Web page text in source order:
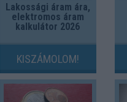
Lakossági áram ára,
elektromos áram
kalkulátor 2026
KISZÁMOLOM!